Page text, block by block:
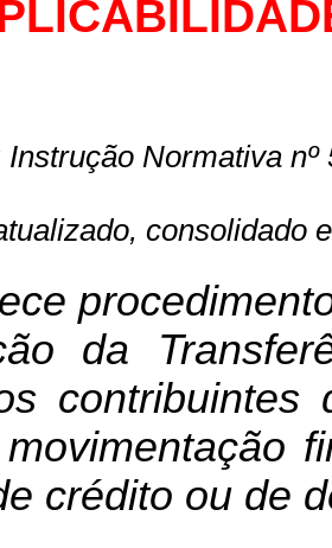
Normativa nº
consolidado
da
contribuintes
crédito ou de